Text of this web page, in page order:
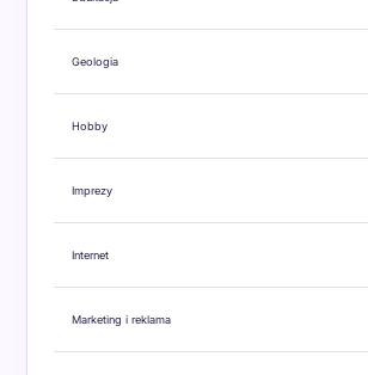
Geologia
Hobby
Imprezy
Internet
Marketing i reklama